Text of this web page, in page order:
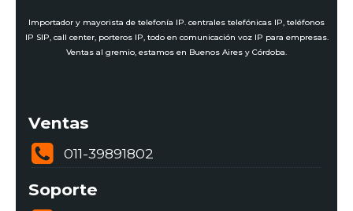
Importador y mayorista de telefonía IP. centrales telefónicas IP, teléfonos
IP SIP, call center, porteros IP, todo en comunicación voz IP para empresas.
Ventas al gremio, estamos en Buenos Aires y Córdoba.
Ventas
011-39891802
Soporte